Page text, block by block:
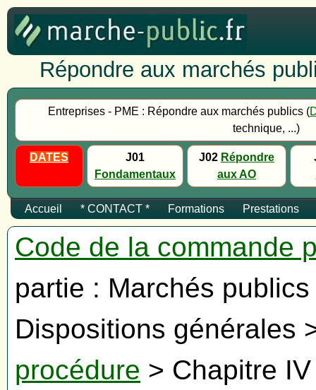
Répondre aux marchés
Entreprises - PME : Répondre aux marchés publics (
technique, ...)
DATES
J01
Fondamentaux
J02 Répondre
aux AO
Accueil * CONTACT * Formations Prestations
Code de la commande
partie : Marchés
Dispositions générales
procédure > Chapitre